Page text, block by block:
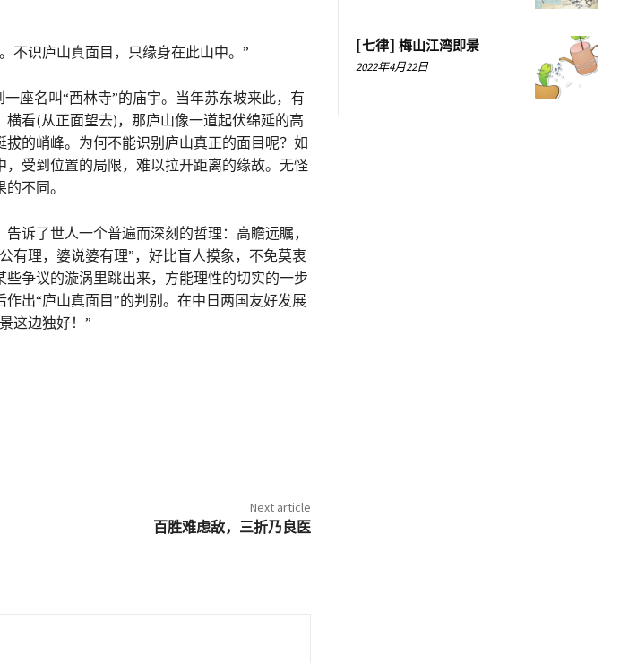
识庐山真面目，只缘身在此山中。”
名叫“西林寺”的庙宇。当年苏东坡来此，有
看(从正面望去)，那庐山像一道起伏绵延的高
的峭峰。为何不能识别庐山真正的面目呢？如
受到位置的局限，难以拉开距离的缘故。无怪
不同。
了世人一个普遍而深刻的哲理：高瞻远瞩，
有理，婆说婆有理”，好比盲人摸象，不免莫衷
争议的漩涡里跳出来，方能理性的切实的一步
出“庐山真面目”的判别。在中日两国友好发展
这边独好！”
Next article
百胜难虑敌，三折乃良医
[七律] 梅山江湾即景
2022年4月22日